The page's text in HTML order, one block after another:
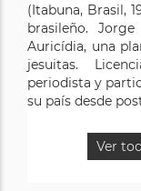
(Itabuna, Brasil,
brasileño.
Auricídia, una
jesuitas.
periodista y
su país desde
Ver